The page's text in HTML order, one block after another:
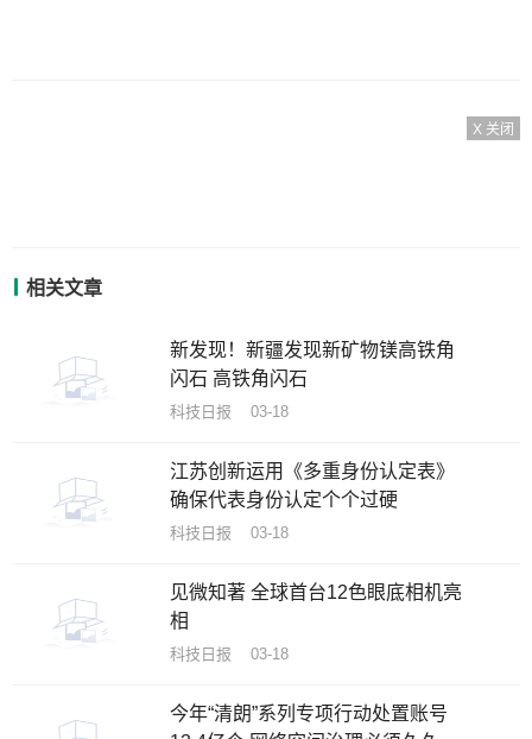
X 关闭
相关文章
新发现！新疆发现新矿物镁高铁角
闪石 高铁角闪石
科技日报 03-18
江苏创新运用《多重身份认定表》
确保代表身份认定个个过硬
科技日报 03-18
见微知著 全球首台12色眼底相机亮
相
科技日报 03-18
今年“清朗”系列专项行动处置账号